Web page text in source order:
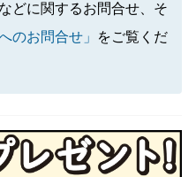
どに関するお問合せ、そ
のお問合せ」
をご覧くだ